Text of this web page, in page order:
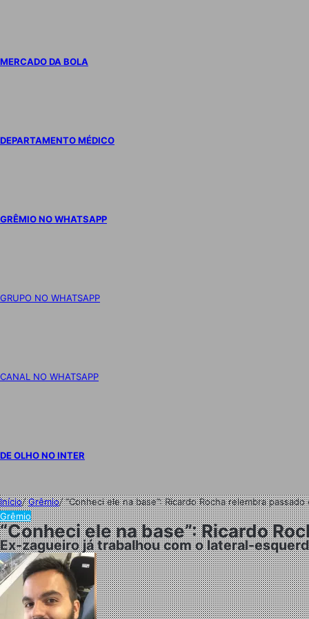
MERCADO DA BOLA
DEPARTAMENTO MÉDICO
GRÊMIO NO WHATSAPP
GRUPO NO WHATSAPP
CANAL NO WHATSAPP
DE OLHO NO INTER
Início/Grêmio/“Conheci ele na base”: Ricardo Rocha relembra
Grêmio
“Conheci ele na base”: Ricardo
Ex-zagueiro já trabalhou com o lateral-